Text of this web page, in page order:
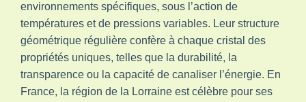
environnements spécifiques, sous l’action de
températures et de pressions variables. Leur structure
géométrique régulière confère à chaque cristal des
propriétés uniques, telles que la durabilité, la
transparence ou la capacité de canaliser l’énergie. En
France, la région de la Lorraine est célèbre pour ses